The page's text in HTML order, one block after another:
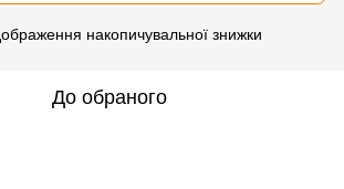
накопичувальної знижки
До обраного